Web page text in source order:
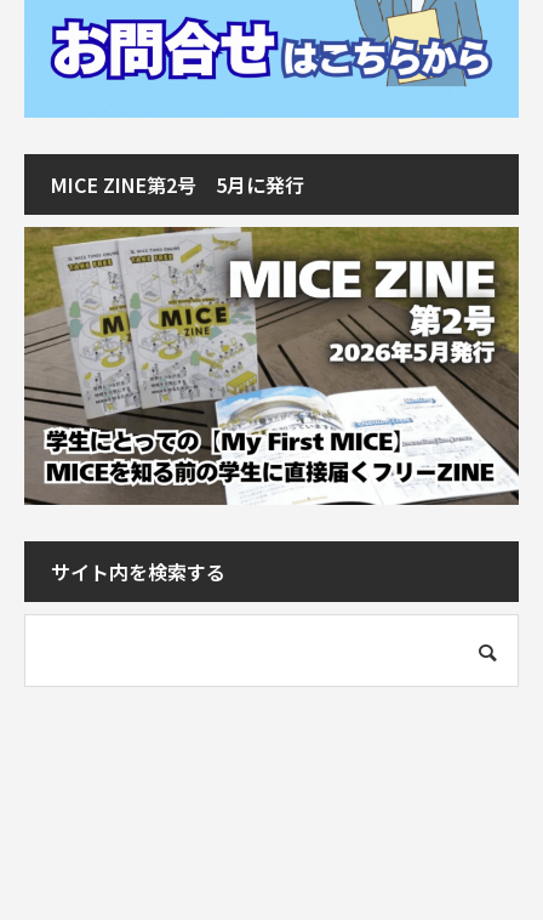
MICE ZINE第2号 5月に発行
サイト内を検索する